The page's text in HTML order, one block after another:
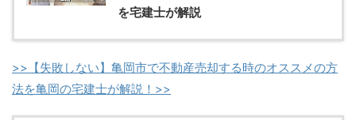
を宅建士が解説
>>【失敗しない】亀岡市で不動産売却する時のオススメの方
法を亀岡の宅建士が解説！>>